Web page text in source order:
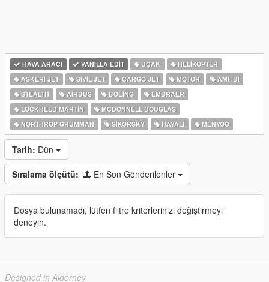
HAVA ARACI VANILLA EDIT UÇAK
HELIKOPTER
ASKERI JET
SIVIL JET CARGO JET MOTOR
AMFIBI
STEALTH
AIRBUS BOEING
EMBRAER
LOCKHEED MARTIN
MCDONNELL DOUGLAS
NORTHROP GRUMMAN
SIKORSKY HAYALI MENYOO
Tarih: Dün
Sıralama ölçütü: En Son Gönderilenler
Dosya bulunamadı, lütfen filtre kriterlerinizi değiştirmeyi
deneyin.
Designed in Alderney